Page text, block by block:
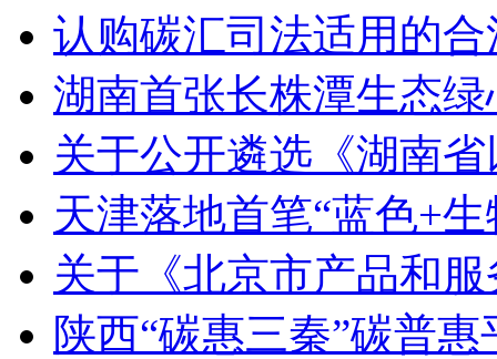
认购碳汇司法适用的
湖南首张长株潭生态
关于公开遴选《湖南
天津落地首笔“蓝色+
关于《北京市产品和
陕西“碳惠三秦”碳普